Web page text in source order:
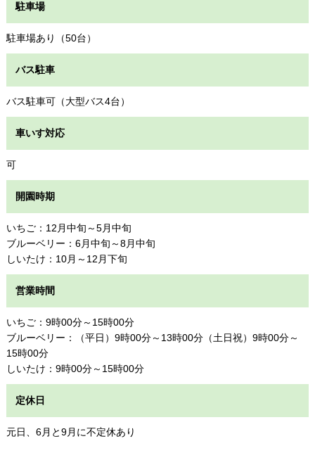
駐車場
駐車場あり（50台）
バス駐車
バス駐車可（大型バス4台）
車いす対応
可
開園時期
いちご：12月中旬～5月中旬
ブルーベリー：6月中旬～8月中旬
しいたけ：10月～12月下旬
営業時間
いちご：9時00分～15時00分
ブルーベリー：（平日）9時00分～13時00分（土日祝）9時00分～
15時00分
しいたけ：9時00分～15時00分
定休日
元日、6月と9月に不定休あり